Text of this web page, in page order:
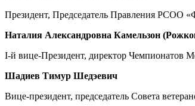
Президент, Председатель Правления РСОО
Наталия Александровна Камельзон
I-й вице-Президент, директор Чемпионатов
Шадиев Тимур Шедэевич
Вице-президент, председатель Совета